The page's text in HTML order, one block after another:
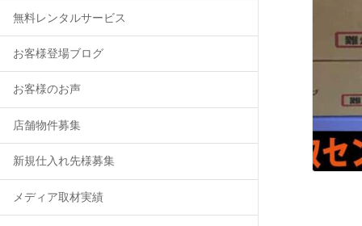
無料レンタルサービス
お客様登場ブログ
お客様のお声
店舗物件募集
新規仕入れ先様募集
メディア取材実績